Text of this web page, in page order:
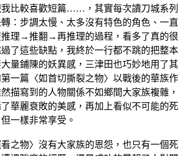
比較喜歡短篇……，其實每次讀刀城系列
：步調太慢、太多沒有特色的角色、一直
推理→推翻→再推理的過程，看多了真的很
了這些缺點，我終於一行都不跳的把整本
量鋪陳的妖異感，三津田也巧妙地用了其
一篇〈如首切撕裂之物〉以戰後的華族作
描寫到的人物關係不如鄉間大家族複雜，
華麗衰敗的美感，再加上看似不可能的死
一樣非常享受。
之物〉沒有大家族的恩怨，也只有一個死